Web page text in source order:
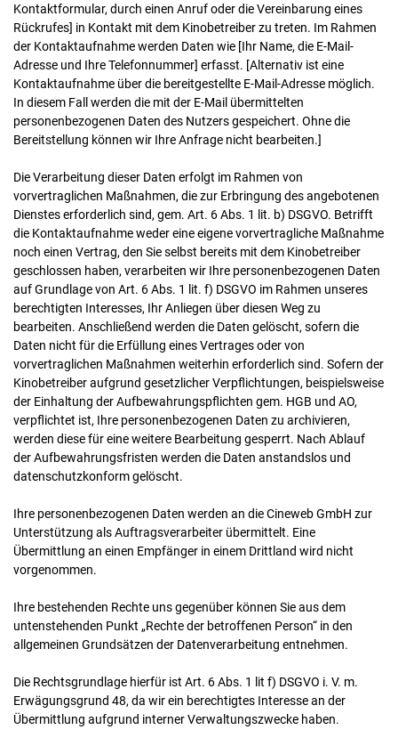
Kontaktformular, durch einen Anruf oder die Vereinbarung eines
Rückrufes] in Kontakt mit dem Kinobetreiber zu treten. Im Rahmen
der Kontaktaufnahme werden Daten wie [Ihr Name, die E-Mail-
Adresse und Ihre Telefonnummer] erfasst. [Alternativ ist eine
Kontaktaufnahme über die bereitgestellte E-Mail-Adresse möglich.
In diesem Fall werden die mit der E-Mail übermittelten
personenbezogenen Daten des Nutzers gespeichert. Ohne die
Bereitstellung können wir Ihre Anfrage nicht bearbeiten.]
Die Verarbeitung dieser Daten erfolgt im Rahmen von
vorvertraglichen Maßnahmen, die zur Erbringung des angebotenen
Dienstes erforderlich sind, gem. Art. 6 Abs. 1 lit. b) DSGVO. Betrifft
die Kontaktaufnahme weder eine eigene vorvertragliche Maßnahme
noch einen Vertrag, den Sie selbst bereits mit dem Kinobetreiber
geschlossen haben, verarbeiten wir Ihre personenbezogenen Daten
auf Grundlage von Art. 6 Abs. 1 lit. f) DSGVO im Rahmen unseres
berechtigten Interesses, Ihr Anliegen über diesen Weg zu
bearbeiten. Anschließend werden die Daten gelöscht, sofern die
Daten nicht für die Erfüllung eines Vertrages oder von
vorvertraglichen Maßnahmen weiterhin erforderlich sind. Sofern der
Kinobetreiber aufgrund gesetzlicher Verpflichtungen, beispielsweise
der Einhaltung der Aufbewahrungspflichten gem. HGB und AO,
verpflichtet ist, Ihre personenbezogenen Daten zu archivieren,
werden diese für eine weitere Bearbeitung gesperrt. Nach Ablauf
der Aufbewahrungsfristen werden die Daten anstandslos und
datenschutzkonform gelöscht.
Ihre personenbezogenen Daten werden an die Cineweb GmbH zur
Unterstützung als Auftragsverarbeiter übermittelt. Eine
Übermittlung an einen Empfänger in einem Drittland wird nicht
vorgenommen.
Ihre bestehenden Rechte uns gegenüber können Sie aus dem
untenstehenden Punkt „Rechte der betroffenen Person“ in den
allgemeinen Grundsätzen der Datenverarbeitung entnehmen.
Die Rechtsgrundlage hierfür ist Art. 6 Abs. 1 lit f) DSGVO i. V. m.
Erwägungsgrund 48, da wir ein berechtigtes Interesse an der
Übermittlung aufgrund interner Verwaltungszwecke haben.